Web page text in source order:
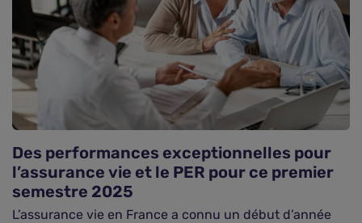
Des performances exceptionnelles pour
l’assurance vie et le PER pour ce premier
semestre 2025
L’assurance vie en France a connu un début d’année